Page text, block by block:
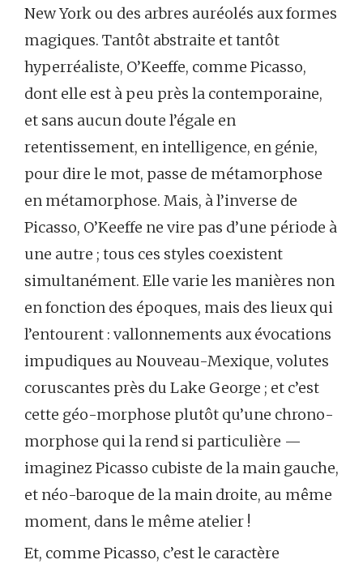
New York ou des arbres auréolés aux formes
magiques. Tantôt abstraite et tantôt
hyperréaliste, O’Keeffe, comme Picasso,
dont elle est à peu près la contemporaine,
et sans aucun doute l’égale en
retentissement, en intelligence, en génie,
pour dire le mot, passe de métamorphose
en métamorphose. Mais, à l’inverse de
Picasso, O’Keeffe ne vire pas d’une période à
une autre ; tous ces styles coexistent
simultanément. Elle varie les manières non
en fonction des époques, mais des lieux qui
l’entourent : vallonnements aux évocations
impudiques au Nouveau-Mexique, volutes
coruscantes près du Lake George ; et c’est
cette géo-morphose plutôt qu’une chrono-
morphose qui la rend si particulière —
imaginez Picasso cubiste de la main gauche,
et néo-baroque de la main droite, au même
moment, dans le même atelier !
Et, comme Picasso, c’est le caractère